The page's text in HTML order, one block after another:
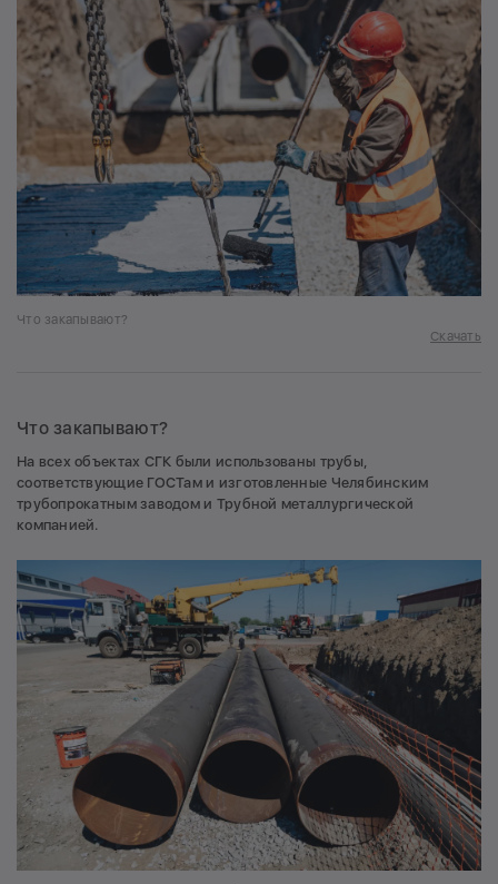
Что закапывают?
Скачать
Что закапывают?
На всех объектах СГК были использованы трубы,
соответствующие ГОСТам и изготовленные Челябинским
трубопрокатным заводом и Трубной металлургической
компанией.